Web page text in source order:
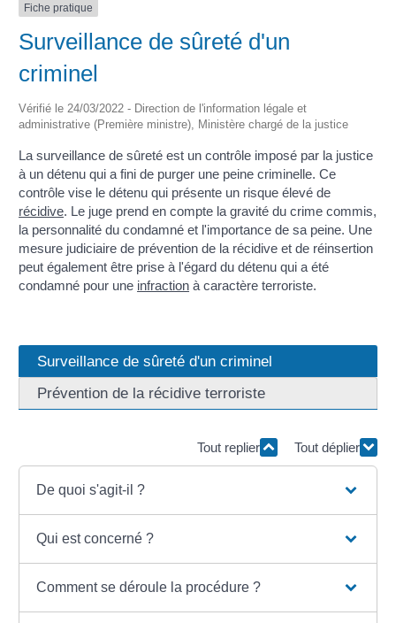
Fiche pratique
Surveillance de sûreté d'un
criminel
Vérifié le 24/03/2022 - Direction de l'information légale et
administrative (Première ministre), Ministère chargé de la justice
La surveillance de sûreté est un contrôle imposé par la justice
à un détenu qui a fini de purger une peine criminelle. Ce
contrôle vise le détenu qui présente un risque élevé de
récidive. Le juge prend en compte la gravité du crime commis,
la personnalité du condamné et l'importance de sa peine. Une
mesure judiciaire de prévention de la récidive et de réinsertion
peut également être prise à l'égard du détenu qui a été
condamné pour une infraction à caractère terroriste.
Surveillance de sûreté d'un criminel
Prévention de la récidive terroriste
Tout replier Tout déplier
De quoi s'agit-il ?
Qui est concerné ?
Comment se déroule la procédure ?